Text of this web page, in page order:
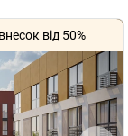
від 50%